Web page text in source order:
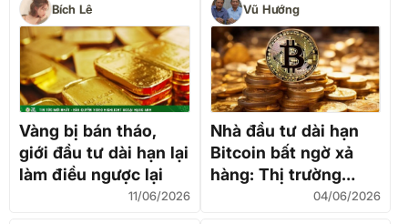
Bích Lê
Vàng bị bán tháo,
giới đầu tư dài hạn lại
làm điều ngược lại
11/06/2026
Vũ Hướng
Nhà đầu tư dài hạn
Bitcoin bất ngờ xả
hàng: Thị trường
phát tín hiệu gì?04/06/2026